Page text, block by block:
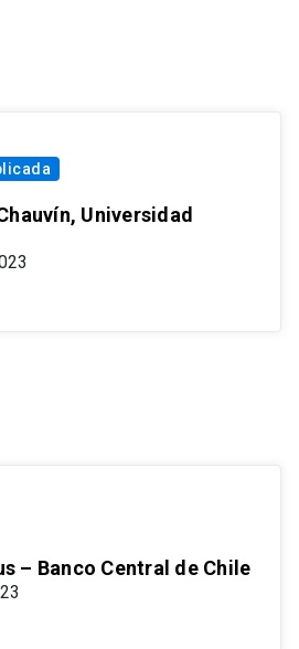
Universidad
– Banco Central de Chile